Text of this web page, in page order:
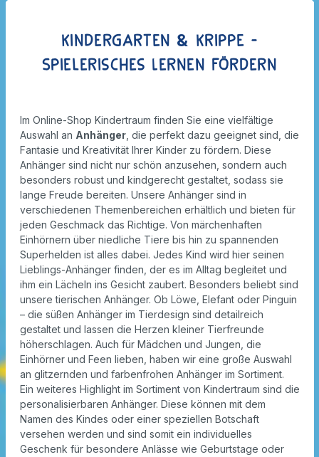
Kindergarten & Krippe -
Spielerisches Lernen fördern
Im Online-Shop Kindertraum finden Sie eine vielfältige
Auswahl an Anhänger, die perfekt dazu geeignet sind, die
Fantasie und Kreativität Ihrer Kinder zu fördern. Diese
Anhänger sind nicht nur schön anzusehen, sondern auch
besonders robust und kindgerecht gestaltet, sodass sie
lange Freude bereiten. Unsere Anhänger sind in
verschiedenen Themenbereichen erhältlich und bieten für
jeden Geschmack das Richtige. Von märchenhaften
Einhörnern über niedliche Tiere bis hin zu spannenden
Superhelden ist alles dabei. Jedes Kind wird hier seinen
Lieblings-Anhänger finden, der es im Alltag begleitet und
ihm ein Lächeln ins Gesicht zaubert. Besonders beliebt sind
unsere tierischen Anhänger. Ob Löwe, Elefant oder Pinguin
– die süßen Anhänger im Tierdesign sind detailreich
gestaltet und lassen die Herzen kleiner Tierfreunde
höherschlagen. Auch für Mädchen und Jungen, die
Einhörner und Feen lieben, haben wir eine große Auswahl
an glitzernden und farbenfrohen Anhänger im Sortiment.
Ein weiteres Highlight im Sortiment von Kindertraum sind die
personalisierbaren Anhänger. Diese können mit dem
Namen des Kindes oder einer speziellen Botschaft
versehen werden und sind somit ein individuelles
Geschenk für besondere Anlässe wie Geburtstage oder